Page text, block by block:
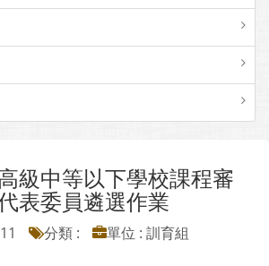
級中等以下學校課程審
表委員遴選作業
分類 :
單位 : 訓育組